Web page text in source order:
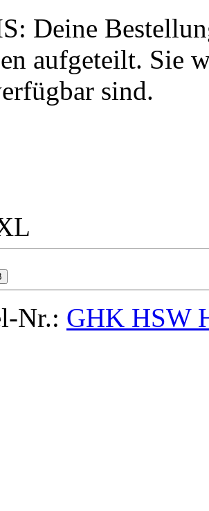
Deine
aufgeteilt. Sie
sind.
Nr.: GHK HSW